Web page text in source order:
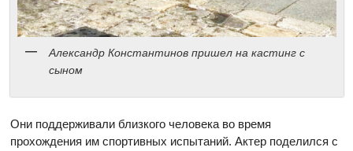
Александр Константинов пришел на кастинг с
сыном
Они поддерживали близкого человека во время
прохождения им спортивных испытаний. Актер поделился с